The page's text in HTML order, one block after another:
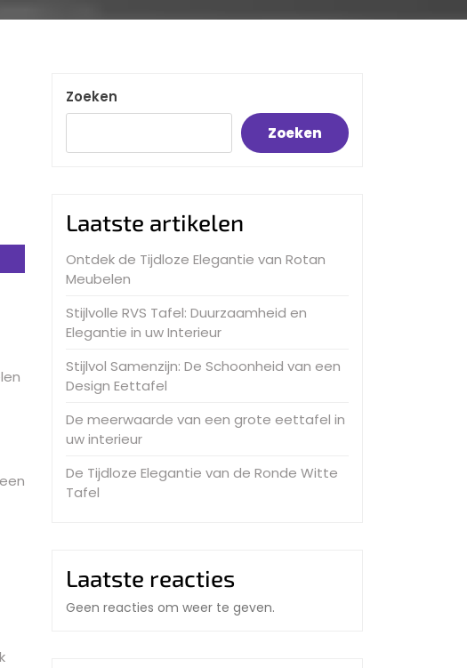
Zoeken
Zoeken
Laatste artikelen
Ontdek de Tijdloze Elegantie van Rotan
Meubelen
Stijlvolle RVS Tafel: Duurzaamheid en
Elegantie in uw Interieur
Stijlvol Samenzijn: De Schoonheid van een
Design Eettafel
De meerwaarde van een grote eettafel in
uw interieur
De Tijdloze Elegantie van de Ronde Witte
Tafel
Laatste reacties
Geen reacties om weer te geven.